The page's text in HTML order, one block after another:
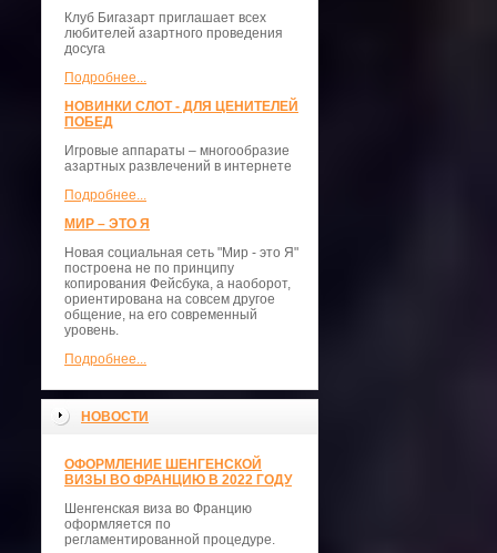
Клуб Бигазарт приглашает всех
любителей азартного проведения
досуга
Подробнее...
НОВИНКИ СЛОТ - ДЛЯ ЦЕНИТЕЛЕЙ
ПОБЕД
Игровые аппараты – многообразие
азартных развлечений в интернете
Подробнее...
МИР – ЭТО Я
Новая социальная сеть "Мир - это Я"
построена не по принципу
копирования Фейсбука, а наоборот,
ориентирована на совсем другое
общение, на его современный
уровень.
Подробнее...
НОВОСТИ
ОФОРМЛЕНИЕ ШЕНГЕНСКОЙ
ВИЗЫ ВО ФРАНЦИЮ В 2022 ГОДУ
Шенгенская виза во Францию
оформляется по
регламентированной процедуре.